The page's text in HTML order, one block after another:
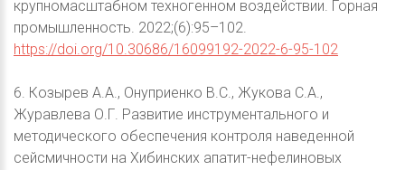
крупномасштабном техногенном воздействии. Горная
промышленность. 2022;(6):95–102.
https://doi.org/10.30686/16099192-2022-6-95-102
6. Козырев А.А., Онуприенко В.С., Жукова С.А.,
Журавлева О.Г. Развитие инструментального и
методического обеспечения контроля наведенной
сейсмичности на Хибинских апатит-нефелиновых